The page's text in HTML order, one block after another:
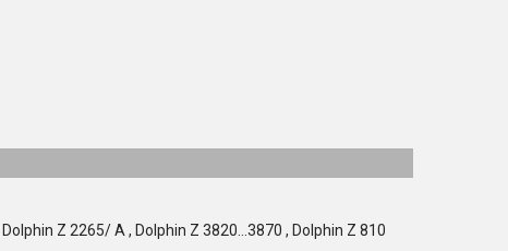
Z 2265/ A , Dolphin Z 3820...3870 , Dolphin Z 810